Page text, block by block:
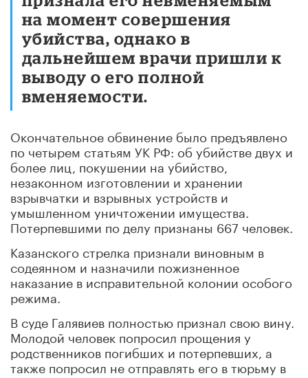
на момент совершения
убийства, однако в
дальнейшем врачи пришли к
выводу о его полной
вменяемости.
Окончательное обвинение было предъявлено
по четырем статьям УК РФ: об убийстве двух и
более лиц, покушении на убийство,
незаконном изготовлении и хранении
взрывчатки и взрывных устройств и
умышленном уничтожении имущества.
Потерпевшими по делу признаны 667 человек.
Казанского стрелка признали виновным в
содеянном и назначили пожизненное
наказание в исправительной колонии особого
режима.
В суде Галявиев полностью признал свою вину.
Молодой человек попросил прощения у
родственников погибших и потерпевших, а
также попросил не отправлять его в тюрьму в